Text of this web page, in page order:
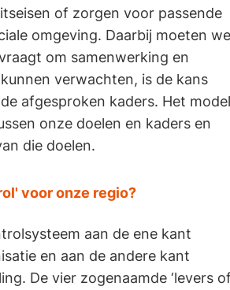
of zorgen voor passende
omgeving. Daarbij moeten we
om samenwerking en
verwachten, is de kans
afgesproken kaders. Het model
onze doelen en kaders en
die doelen.
voor onze regio?
aan de ene kant
en aan de andere kant
De vier zogenaamde ‘levers